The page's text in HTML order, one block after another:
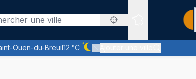
Sites
Ouen-du-Breuil12 °C
Ciel dégagé - quasiment pas de